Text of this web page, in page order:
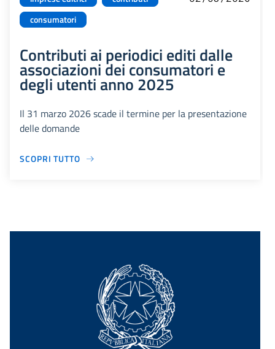
consumatori
Contributi ai periodici editi dalle
associazioni dei consumatori e
degli utenti anno 2025
Il 31 marzo 2026 scade il termine per la presentazione
delle domande
SCOPRI TUTTO